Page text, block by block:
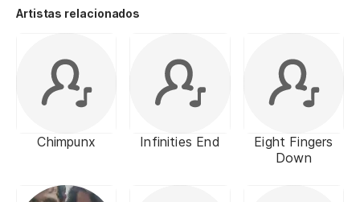
Artistas relacionados
Chimpunx Infinities End
Eight Fingers
Down